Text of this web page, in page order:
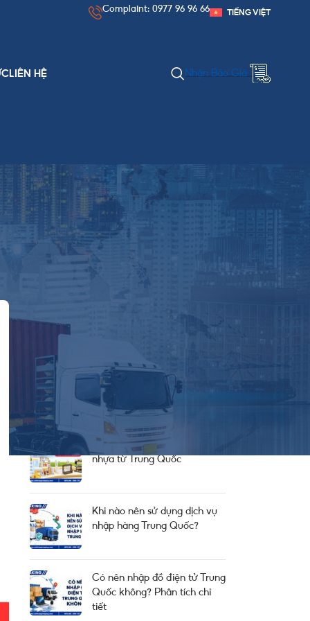
Complaint: 0977 96 96 66 TIẾNG VIỆT
LIÊN HỆ Nhận Báo Giá
DANH MỤC BÀI VIẾT
Chính Sách & Thủ Tục
Thông Báo Chung Từ Công Ty
Tin Thị Trường
BÀI HAY NÊN ĐỌC
Thủ tục nhập khẩu kệ bếp
nhựa từ Trung Quốc
Khi nào nên sử dụng dịch vụ
nhập hàng Trung Quốc?
Có nên nhập đồ điện tử Trung
Quốc không? Phân tích chi
tiết